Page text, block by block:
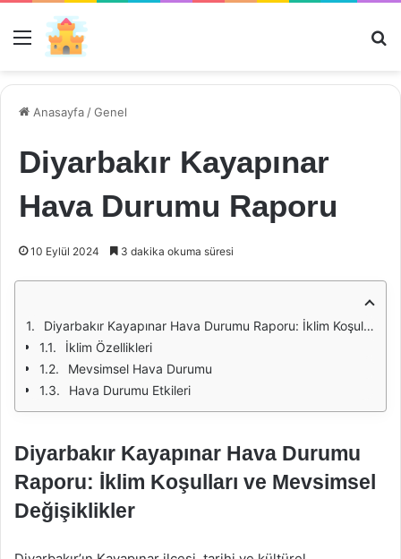
Menü
Anasayfa /Genel
Diyarbakır Kayapınar
Hava Durumu Raporu
10 Eylül 2024 3 dakika okuma süresi
Diyarbakır Kayapınar Hava Durumu Raporu: İklim Koşulları ve Mevsimsel Değişiklikler
İklim Özellikleri
Mevsimsel Hava Durumu
Hava Durumu Etkileri
Diyarbakır Kayapınar Hava Durumu
Raporu: İklim Koşulları ve Mevsimsel
Değişiklikler